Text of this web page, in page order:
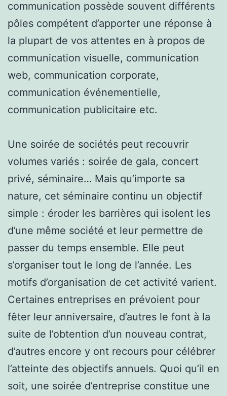
communication possède souvent différents
pôles compétent d’apporter une réponse à
la plupart de vos attentes en à propos de
communication visuelle, communication
web, communication corporate,
communication événementielle,
communication publicitaire etc.
Une soirée de sociétés peut recouvrir
volumes variés : soirée de gala, concert
privé, séminaire… Mais qu’importe sa
nature, cet séminaire continu un objectif
simple : éroder les barrières qui isolent les
d’une même société et leur permettre de
passer du temps ensemble. Elle peut
s’organiser tout le long de l’année. Les
motifs d’organisation de cet activité varient.
Certaines entreprises en prévoient pour
fêter leur anniversaire, d’autres le font à la
suite de l’obtention d’un nouveau contrat,
d’autres encore y ont recours pour célébrer
l’atteinte des objectifs annuels. Quoi qu’il en
soit, une soirée d’entreprise constitue une